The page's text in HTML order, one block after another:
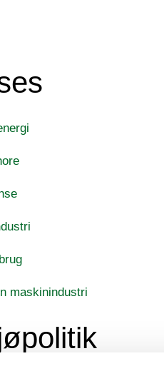
maskinindustri